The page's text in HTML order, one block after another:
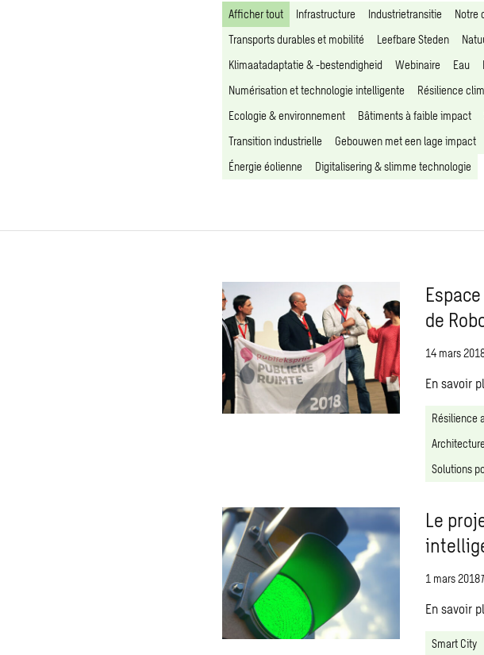
Afficher tout Infrastructure Industrietransitie Notre
Transports durables et mobilité
Leefbare Steden
Klimaatadaptatie & -bestendigheid
Webinaire Eau
Numérisation et technologie intelligente
Résilience
Ecologie & environnement
Bâtiments à faible impact
Transition industrielle
Gebouwen met een lage impact
Énergie éolienne
Digitalisering & slimme technologie
de
14 mars
En savoir
Résilience
Solutions
Le
1 mars 2018
En savoir
Smart City